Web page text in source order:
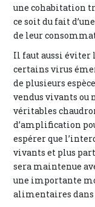
une cohabitation
ce soit du fait
de leur
Il faut aussi éviter
certains virus
de plusieurs
vendus vivants ou
véritables
d’amplification
espérer que
vivants et plus
sera maintenue
une importante
alimentaires dans